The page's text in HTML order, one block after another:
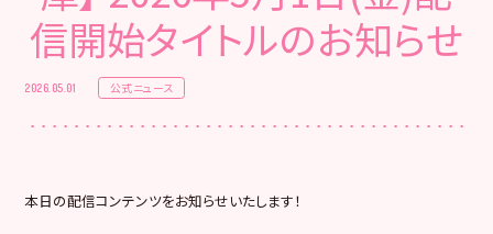
信開始タイトルのお知らせ
2026.05.01 公式ニュース
本日の配信コンテンツをお知らせいたします！